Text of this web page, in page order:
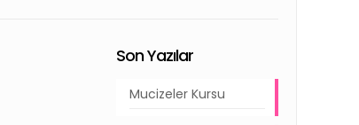
Son Yazılar
Mucizeler Kursu